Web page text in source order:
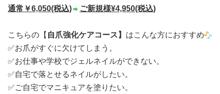
通常￥6,050(税込)
ご新規様¥4,950(税込)
こちらの【 自爪強化ケアコース】 はこんな方におすすめ
✅お爪がすぐに欠けてしまう。
✅お仕事や学校でジェルネイルができない。
✅自宅で落とせるネイルがしたい。
✅ご自宅でマニキュアを塗りたい。